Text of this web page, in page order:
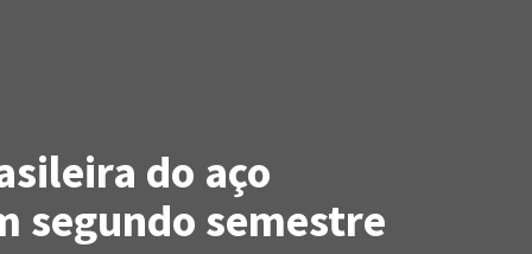
do aço
segundo semestre